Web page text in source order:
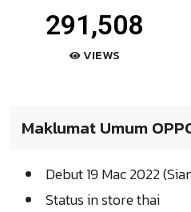
291,508
VIEWS
Maklumat Umum
Debut 19 Mac 2022
Status in store thai